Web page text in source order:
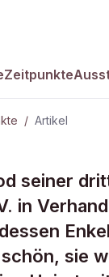
Zeitpunkte
/ Artikel
21. MAI 1362
seiner
in
sie